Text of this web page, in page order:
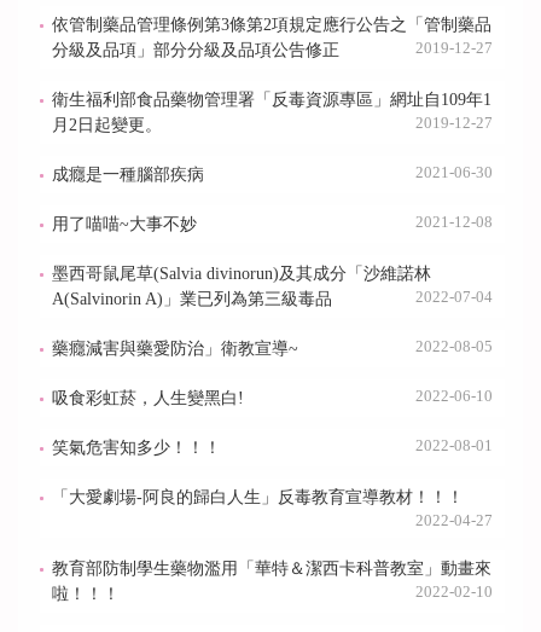
依管制藥品管理條例第3條第2項規定應行公告之「管制藥品
分級及品項」部分分級及品項公告修正
2019-12-27
衛生福利部食品藥物管理署「反毒資源專區」網址自109年1
月2日起變更。
2019-12-27
成癮是一種腦部疾病 2021-06-30
用了喵喵~大事不妙 2021-12-08
墨西哥鼠尾草(Salvia divinorun)及其成分「沙維諾林
A(Salvinorin A)」業已列為第三級毒品
2022-07-04
藥癮減害與藥愛防治」衛教宣導~ 2022-08-05
吸食彩虹菸，人生變黑白! 2022-06-10
笑氣危害知多少！！！ 2022-08-01
「大愛劇場-阿良的歸白人生」反毒教育宣導教材！！！
2022-04-27
教育部防制學生藥物濫用「華特＆潔西卡科普教室」動畫來
啦！！！
2022-02-10